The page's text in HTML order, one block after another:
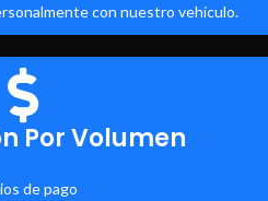
con nuestro vehículo.
Por Volumen
de pago